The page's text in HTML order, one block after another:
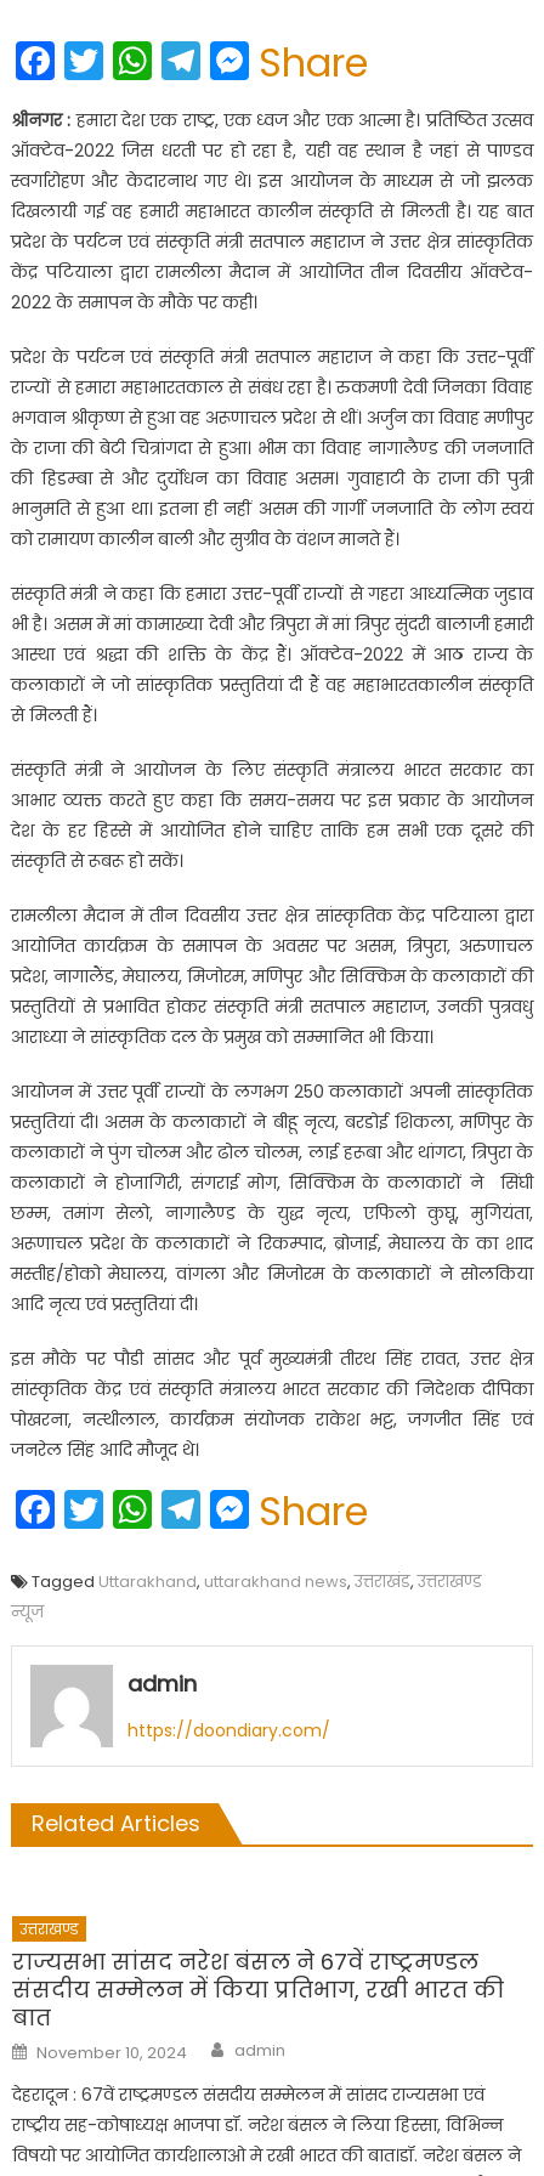
Facebook
Twitter
WhatsApp
Telegram
Messenger
Share
श्रीनगर : हमारा देश एक राष्ट्र, एक ध्वज और एक आत्मा है। प्रतिष्ठित उत्सव
ऑक्टेव-2022 जिस धरती पर हो रहा है, यही वह स्थान है जहां से पाण्डव
स्वर्गारोहण और केदारनाथ गए थे। इस आयोजन के माध्यम से जो झलक
दिखलायी गई वह हमारी महाभारत कालीन संस्कृति से मिलती है। यह बात
प्रदेश के पर्यटन एवं संस्कृति मंत्री सतपाल महाराज ने उत्तर क्षेत्र सांस्कृतिक
केंद्र पटियाला द्वारा रामलीला मैदान में आयोजित तीन दिवसीय ऑक्टेव-
2022 के समापन के मौके पर कही।
प्रदेश के पर्यटन एवं संस्कृति मंत्री सतपाल महाराज ने कहा कि उत्तर-पूर्वी
राज्यों से हमारा महाभारतकाल से संबंध रहा है। रुकमणी देवी जिनका विवाह
भगवान श्रीकृष्ण से हुआ वह अरूणाचल प्रदेश से थीं। अर्जुन का विवाह मणीपुर
के राजा की बेटी चित्रांगदा से हुआ। भीम का विवाह नागालैण्ड की जनजाति
की हिडम्बा से और दुर्योधन का विवाह असम। गुवाहाटी के राजा की पुत्री
भानुमति से हुआ था। इतना ही नहीं असम की गार्गी जनजाति के लोग स्वयं
को रामायण कालीन बाली और सुग्रीव के वंशज मानते हैं।
संस्कृति मंत्री ने कहा कि हमारा उत्तर-पूर्वी राज्यों से गहरा आध्यत्मिक जुडाव
भी है। असम में मां कामाख्या देवी और त्रिपुरा में मां त्रिपुर सुंदरी बालाजी हमारी
आस्था एवं श्रद्धा की शक्ति के केंद्र हैं। ऑक्टेव-2022 में आठ राज्य के
कलाकारों ने जो सांस्कृतिक प्रस्तुतियां दी हैं वह महाभारतकालीन संस्कृति
से मिलती हैं।
संस्कृति मंत्री ने आयोजन के लिए संस्कृति मंत्रालय भारत सरकार का
आभार व्यक्त करते हुए कहा कि समय-समय पर इस प्रकार के आयोजन
देश के हर हिस्से में आयोजित होने चाहिए ताकि हम सभी एक दूसरे की
संस्कृति से रूबरू हो सकें।
रामलीला मैदान में तीन दिवसीय उत्तर क्षेत्र सांस्कृतिक केंद्र पटियाला द्वारा
आयोजित कार्यक्रम के समापन के अवसर पर असम, त्रिपुरा, अरुणाचल
प्रदेश, नागालैंड, मेघालय, मिजोरम, मणिपुर और सिक्किम के कलाकारों की
प्रस्तुतियों से प्रभावित होकर संस्कृति मंत्री सतपाल महाराज, उनकी पुत्रवधु
आराध्या ने सांस्कृतिक दल के प्रमुख को सम्मानित भी किया।
आयोजन में उत्तर पूर्वी राज्यों के लगभग 250 कलाकारों अपनी सांस्कृतिक
प्रस्तुतियां दी। असम के कलाकारों ने बीहू नृत्य, बरडोई शिकला, मणिपुर के
कलाकारों ने पुंग चोलम और ढोल चोलम, लाई हरूबा और थांगटा, त्रिपुरा के
कलाकारों ने होजागिरी, संगराई मोग, सिक्किम के कलाकारों ने सिंघी
छम्म, तमांग सेलो, नागालैण्ड के युद्ध नृत्य, एफिलो कुघू, मुगियंता,
अरूणाचल प्रदेश के कलाकारों ने रिकम्पाद, ब्रोजाई, मेघालय के का शाद
मस्तीह/होको मेघालय, वांगला और मिजोरम के कलाकारों ने सोलकिया
आदि नृत्य एवं प्रस्तुतियां दी।
इस मौके पर पौडी सांसद और पूर्व मुख्यमंत्री तीरथ सिंह रावत, उत्तर क्षेत्र
सांस्कृतिक केंद्र एवं संस्कृति मंत्रालय भारत सरकार की निदेशक दीपिका
पोखरना, नत्थीलाल, कार्यक्रम संयोजक राकेश भट्ट, जगजीत सिंह एवं
जनरेल सिंह आदि मौजूद थे।
Facebook
Twitter
WhatsApp
Telegram
Messenger
Share
Tagged Uttarakhand, uttarakhand news,उत्तराखंड,उत्तराखण्ड
न्यूज
admin
https://doondiary.com/
Related Articles
उत्तराखण्ड
राज्यसभा सांसद नरेश बंसल ने 67वें राष्ट्रमण्डल
संसदीय सम्मेलन में किया प्रतिभाग, रखी भारत की
बात
Posted
on
November 10, 2024 Author
admin
देहरादून : 67वें राष्ट्रमण्डल संसदीय सम्मेलन में सांसद राज्यसभा एवं
राष्ट्रीय सह-कोषाध्यक्ष भाजपा डॉ. नरेश बंसल ने लिया हिस्सा, विभिन्न
विषयो पर आयोजित कार्यशालाओ मे रखी भारत की बात।डॉ. नरेश बंसल ने